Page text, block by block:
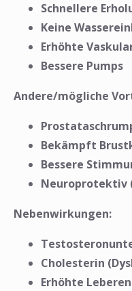
Schnellere
Keine
Erhöhte
Bessere Pumps
Andere/mögliche
Bekämpft
Bessere
Neuroprotektiv
Nebenwirkungen:
Cholesterin
Erhöhte